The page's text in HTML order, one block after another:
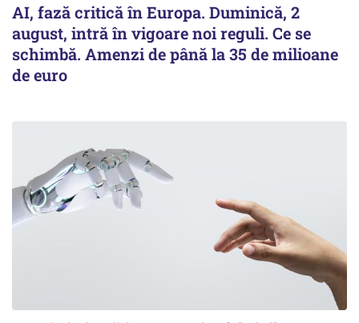
AI, fază critică în Europa. Duminică, 2
august, intră în vigoare noi reguli. Ce se
schimbă. Amenzi de până la 35 de milioane
de euro